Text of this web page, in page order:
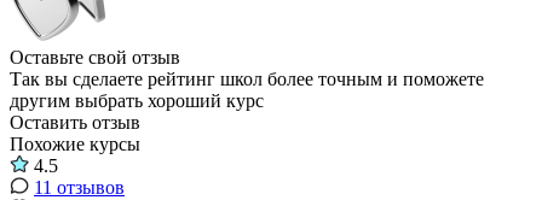
Оставьте свой отзыв
Так вы сделаете рейтинг школ более точным и поможете
другим выбрать хороший курс
Оставить отзыв
Похожие курсы
4.5
11 отзывов